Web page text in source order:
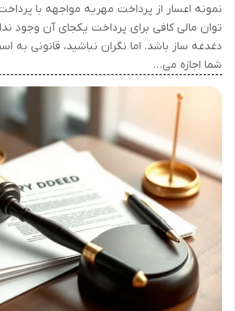
نمونه اعسار از پرداخت مهریه مواجهه با
توان مالی کافی برای پرداخت یکجای آن وجود
دغدغه ساز باشد. اما نگران نباشید، قانونی به
شما اجازه می…